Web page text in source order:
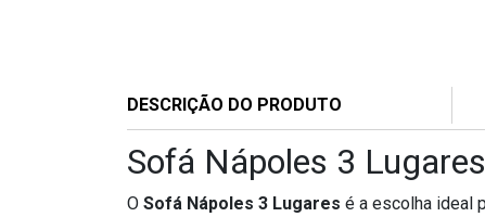
DESCRIÇÃO DO PRODUTO
Sofá Nápoles 3
O Sofá Nápoles 3 Lugares é a escolha ideal